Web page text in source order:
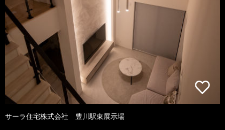
サーラ住宅株式会社 豊川駅東展示場